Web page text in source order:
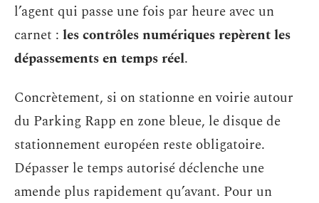
l’agent qui passe une fois par heure avec un
carnet : les contrôles numériques repèrent les
dépassements en temps réel.
Concrètement, si on stationne en voirie autour
du Parking Rapp en zone bleue, le disque de
stationnement européen reste obligatoire.
Dépasser le temps autorisé déclenche une
amende plus rapidement qu’avant. Pour un